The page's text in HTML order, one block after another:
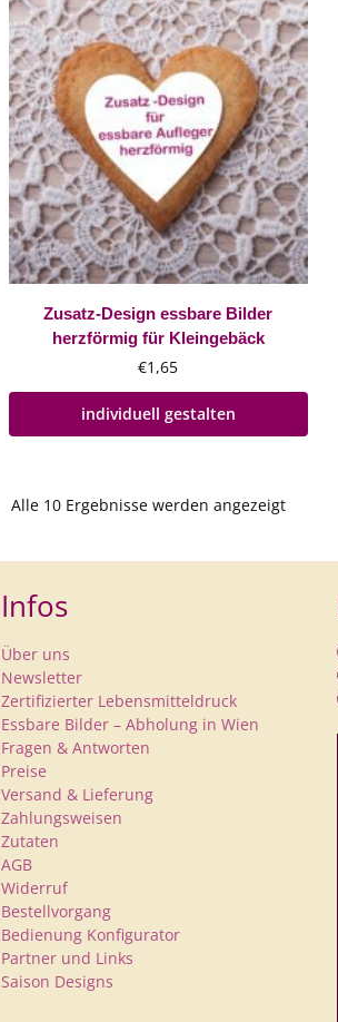
Zusatz-Design essbare Bilder
herzförmig für Kleingebäck
€1,65
individuell gestalten
Alle 10 Ergebnisse werden angezeigt
Infos
Über uns
Newsletter
Zertifizierter Lebensmitteldruck
Essbare Bilder – Abholung in Wien
Fragen & Antworten
Preise
Versand & Lieferung
Zahlungsweisen
Zutaten
AGB
Widerruf
Bestellvorgang
Bedienung Konfigurator
Partner und Links
Saison Designs